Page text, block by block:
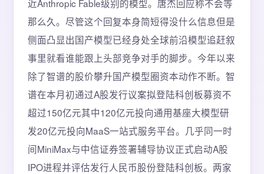
近Anthropic Fable级别的模型。唐杰回应称不会等
那么久。尽管这个回复本身简短得没什么信息但是
侧面凸显出国产模型已经身处全球前沿模型追赶叙
事里就看谁能跟上头部竞争对手的脚步。今年以来
除了智谱的股价攀升国产模型圈资本动作不断。智
谱在本月初通过A股发行议案拟登陆科创板募资不
超过150亿元其中120亿元投向通用基座大模型研
发20亿元投向MaaS一站式服务平台。几乎同一时
间MiniMax与中信证券签署辅导协议正式启动A股
IPO进程并评估发行人民币股份登陆科创板。两家